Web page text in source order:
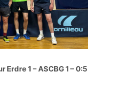
Erdre 1 – ASCBG 1 – 0:5